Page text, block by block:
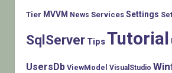
Tier MVVM News Services Settings
SqlServer TipsTutorial
UsersDb ViewModel VisualStudio